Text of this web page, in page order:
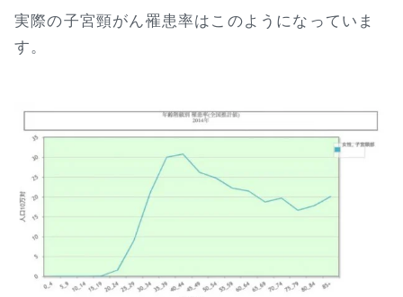
実際の子宮頸がん罹患率はこのようになっていま
す。